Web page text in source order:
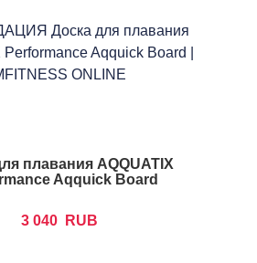
плавания AQQUATIX
Aqquick Board
3 040 RUB